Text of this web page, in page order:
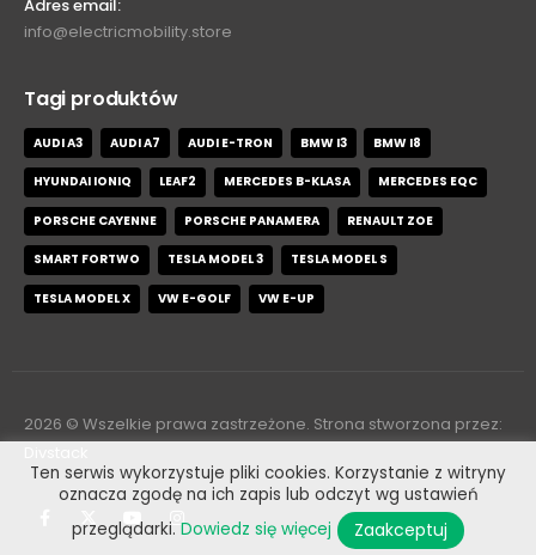
Adres email:
info@electricmobility.store
Tagi produktów
AUDI A3 AUDI A7 AUDI E-TRON BMW I3 BMW I8
HYUNDAI IONIQ LEAF2 MERCEDES B-KLASA MERCEDES EQC
PORSCHE CAYENNE PORSCHE PANAMERA RENAULT ZOE
SMART FORTWO TESLA MODEL 3 TESLA MODEL S
TESLA MODEL X VW E-GOLF VW E-UP
2026 © Wszelkie prawa zastrzeżone. Strona stworzona przez:
Ten serwis wykorzystuje pliki cookies. Korzystanie z witryny
oznacza zgodę na ich zapis lub odczyt wg ustawień
przeglądarki. Dowiedz się więcej Zaakceptuj